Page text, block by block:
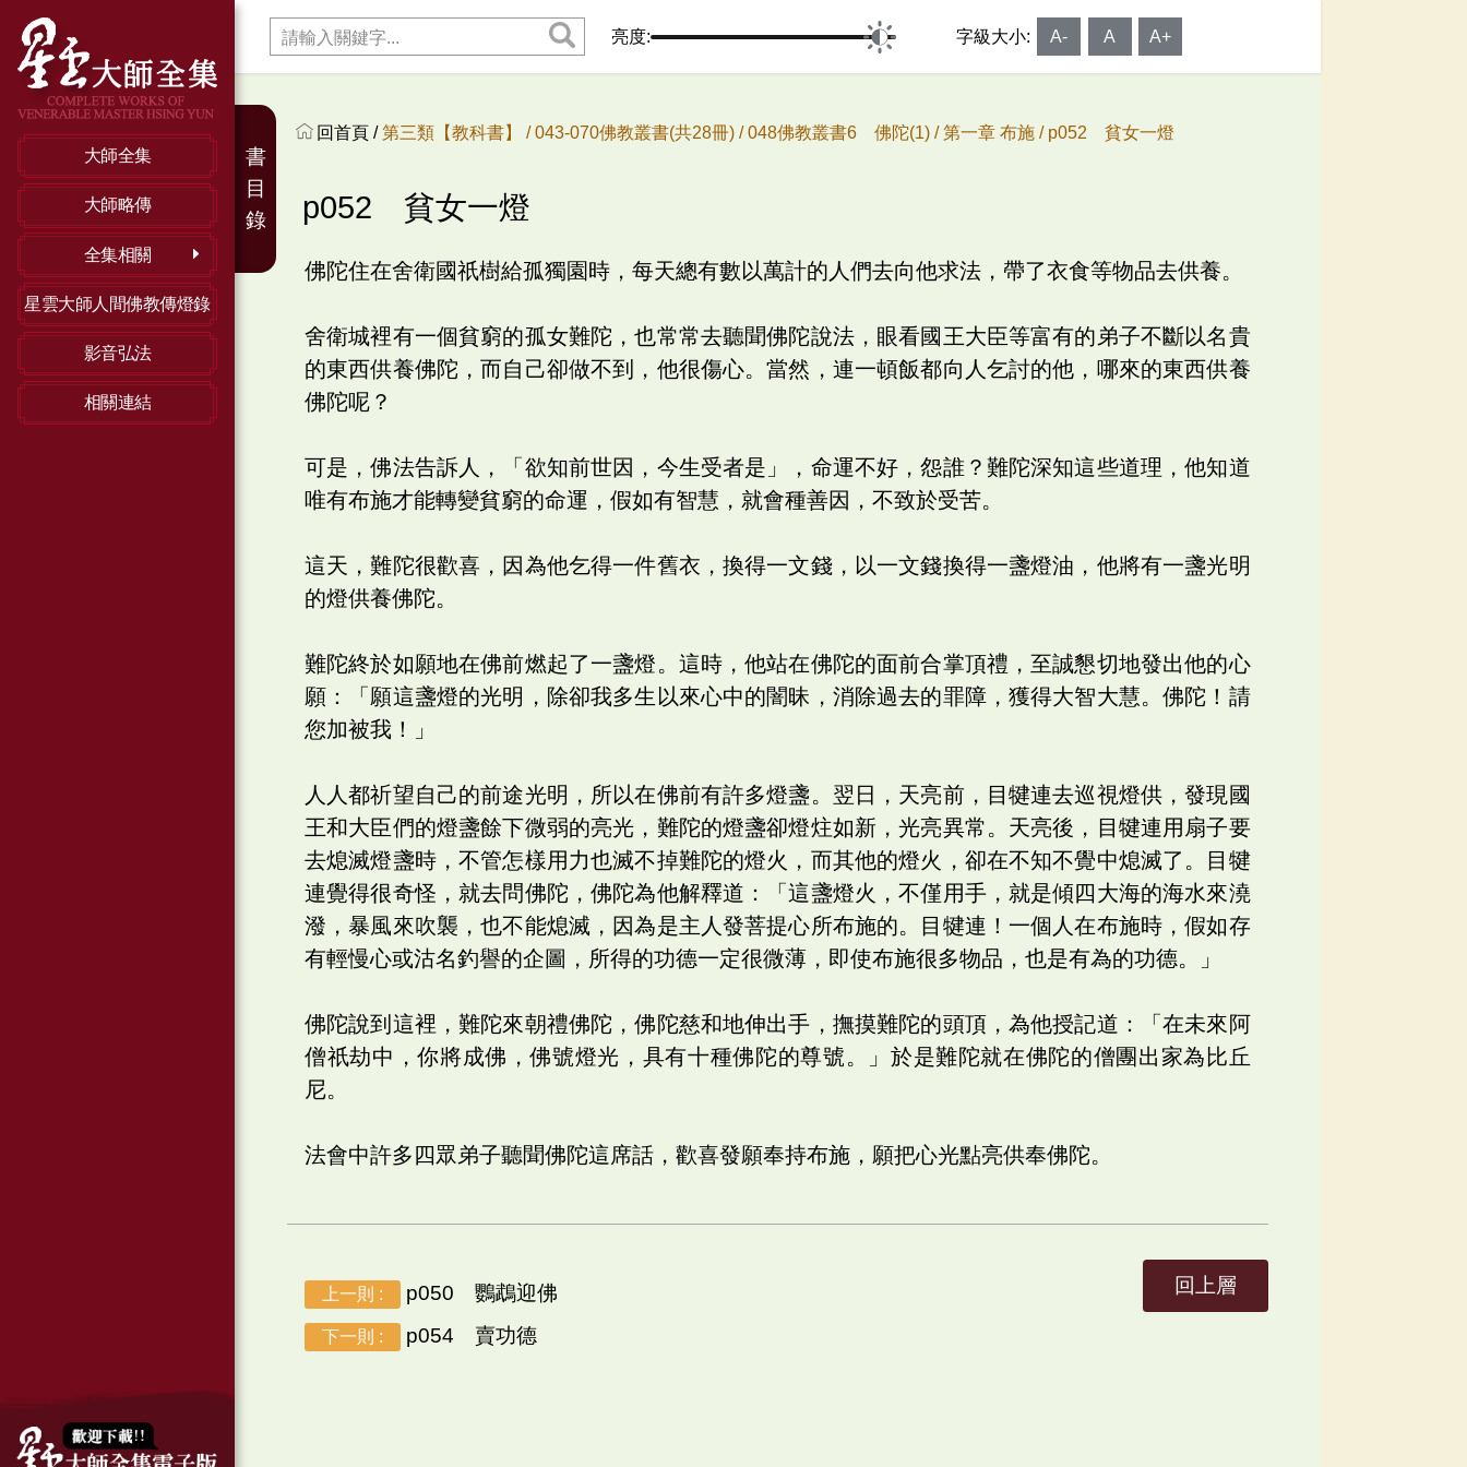
大師全集
大師略傳
全集相關
星雲大師人間佛教傳燈錄
影音弘法
相關連結
亮度: 字級大小: A- A A+
回首頁 /第三類【教科書】 /043-070佛教叢書(共28冊) /048佛教叢書6 佛陀(1) /第一章 布施 / p052 貧女一燈
p052 貧女一燈
佛陀住在舍衛國祇樹給孤獨園時，每天總有數以萬計的人們去向他求法，帶了衣食等物品去供養。
舍衛城裡有一個貧窮的孤女難陀，也常常去聽聞佛陀說法，眼看國王大臣等富有的弟子不斷以名貴
的東西供養佛陀，而自己卻做不到，他很傷心。當然，連一頓飯都向人乞討的他，哪來的東西供養
佛陀呢？
可是，佛法告訴人，「欲知前世因，今生受者是」，命運不好，怨誰？難陀深知這些道理，他知道
唯有布施才能轉變貧窮的命運，假如有智慧，就會種善因，不致於受苦。
這天，難陀很歡喜，因為他乞得一件舊衣，換得一文錢，以一文錢換得一盞燈油，他將有一盞光明
的燈供養佛陀。
難陀終於如願地在佛前燃起了一盞燈。這時，他站在佛陀的面前合掌頂禮，至誠懇切地發出他的心
願：「願這盞燈的光明，除卻我多生以來心中的闇昧，消除過去的罪障，獲得大智大慧。佛陀！請
您加被我！」
人人都祈望自己的前途光明，所以在佛前有許多燈盞。翌日，天亮前，目犍連去巡視燈供，發現國
王和大臣們的燈盞餘下微弱的亮光，難陀的燈盞卻燈炷如新，光亮異常。天亮後，目犍連用扇子要
去熄滅燈盞時，不管怎樣用力也滅不掉難陀的燈火，而其他的燈火，卻在不知不覺中熄滅了。目犍
連覺得很奇怪，就去問佛陀，佛陀為他解釋道：「這盞燈火，不僅用手，就是傾四大海的海水來澆
潑，暴風來吹襲，也不能熄滅，因為是主人發菩提心所布施的。目犍連！一個人在布施時，假如存
有輕慢心或沽名釣譽的企圖，所得的功德一定很微薄，即使布施很多物品，也是有為的功德。」
佛陀說到這裡，難陀來朝禮佛陀，佛陀慈和地伸出手，撫摸難陀的頭頂，為他授記道：「在未來阿
僧祇劫中，你將成佛，佛號燈光，具有十種佛陀的尊號。」於是難陀就在佛陀的僧團出家為比丘
尼。
法會中許多四眾弟子聽聞佛陀這席話，歡喜發願奉持布施，願把心光點亮供奉佛陀。
上一則 : p050 鸚鵡迎佛
下一則 : p054 賣功德
回上層
書
目
錄